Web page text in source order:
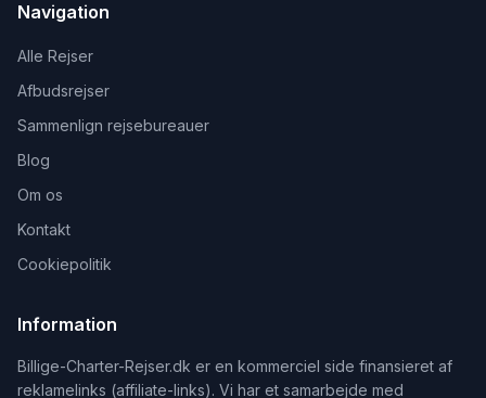
Navigation
Alle Rejser
Afbudsrejser
Sammenlign rejsebureauer
Blog
Om os
Kontakt
Cookiepolitik
Information
Billige-Charter-Rejser.dk er en kommerciel side finansieret af
reklamelinks (affiliate-links). Vi har et samarbejde med